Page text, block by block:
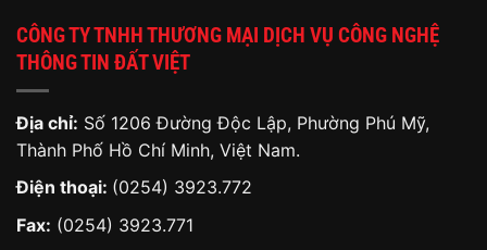
CÔNG TY TNHH THƯƠNG MẠI DỊCH VỤ CÔNG NGHỆ
THÔNG TIN ĐẤT VIỆT
Địa chỉ: Số 1206 Đường Độc Lập, Phường Phú Mỹ,
Thành Phố Hồ Chí Minh, Việt Nam.
Điện thoại: (0254) 3923.772
Fax: (0254) 3923.771